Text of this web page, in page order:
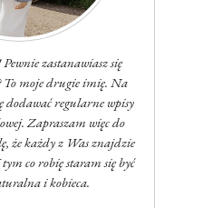
Pewnie zastanawiasz się
To moje drugie imię. Na
dodawać regularne wpisy
Zapraszam więc do
że każdy z Was znajdzie
co robię staram się być
i kobieca.